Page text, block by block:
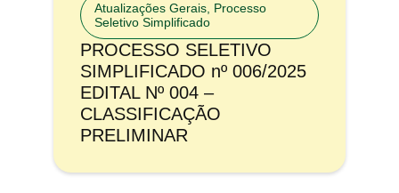
Atualizações Gerais Processo
Seletivo Simplificado
PROCESSO SELETIVO
SIMPLIFICADO nº 006/2025
EDITAL Nº 004 –
CLASSIFICAÇÃO
PRELIMINAR